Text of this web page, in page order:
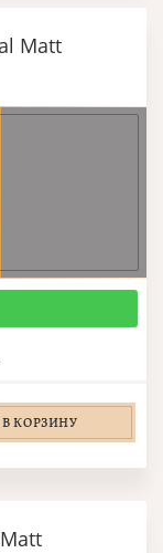
Matt
В КОРЗИНУ